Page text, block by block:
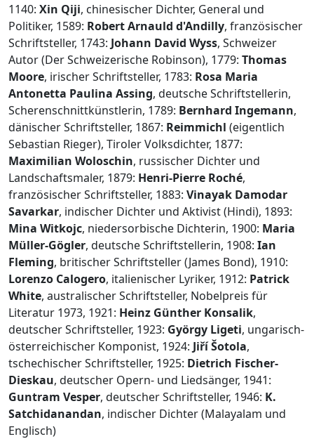
1140: Xin Qiji, chinesischer Dichter, General und
Politiker, 1589: Robert Arnauld d'Andilly, französischer
Schriftsteller, 1743: Johann David Wyss, Schweizer
Autor (Der Schweizerische Robinson), 1779: Thomas
Moore, irischer Schriftsteller, 1783: Rosa Maria
Antonetta Paulina Assing, deutsche Schriftstellerin,
Scherenschnittkünstlerin, 1789: Bernhard Ingemann,
dänischer Schriftsteller, 1867: Reimmichl (eigentlich
Sebastian Rieger), Tiroler Volksdichter, 1877:
Maximilian Woloschin, russischer Dichter und
Landschaftsmaler, 1879: Henri-Pierre Roché,
französischer Schriftsteller, 1883: Vinayak Damodar
Savarkar, indischer Dichter und Aktivist (Hindi), 1893:
Mina Witkojc, niedersorbische Dichterin, 1900: Maria
Müller-Gögler, deutsche Schriftstellerin, 1908: Ian
Fleming, britischer Schriftsteller (James Bond), 1910:
Lorenzo Calogero, italienischer Lyriker, 1912: Patrick
White, australischer Schriftsteller, Nobelpreis für
Literatur 1973, 1921: Heinz Günther Konsalik,
deutscher Schriftsteller, 1923: György Ligeti, ungarisch-
österreichischer Komponist, 1924: Jiří Šotola,
tschechischer Schriftsteller, 1925: Dietrich Fischer-
Dieskau, deutscher Opern- und Liedsänger, 1941:
Guntram Vesper, deutscher Schriftsteller, 1946: K.
Satchidanandan, indischer Dichter (Malayalam und
Englisch)